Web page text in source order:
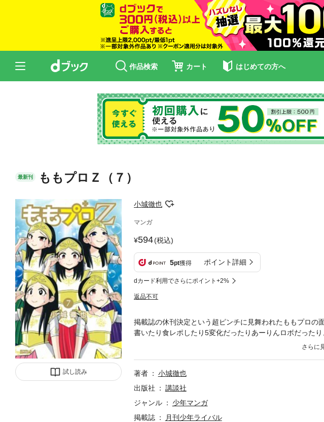
作品検索 カート はじめての方へ
最新刊 ももプロＺ（７）
試し読み
小城徹也
マンガ
594(税込)
5pt獲得 ポイント詳細
dカード利用でさらにポイント+2%
返品不可
掲載誌の休刊決定という超ピンチに見舞われたももプ
書いたり食レポしたり5変化だったりあーりんロボだった
ーリー巨編（？）「黒い週末」も収録！ 濃厚すぎる最強
著者
小城徹也
出版社
講談社
ジャンル
少年マンガ
掲載誌
月刊少年ライバル